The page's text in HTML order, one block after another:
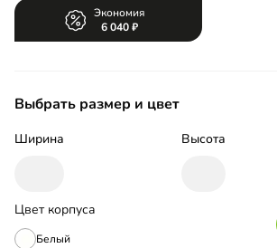
Экономия
6 040
Выбрать размер и цвет
Ширина Высота
Цвет корпуса
Белый